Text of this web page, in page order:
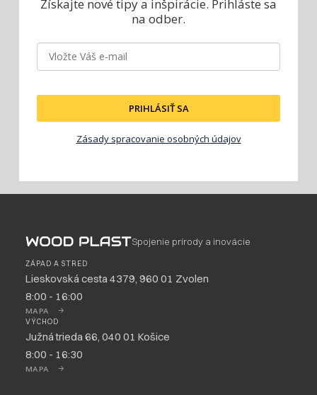
Získajte nové tipy a inšpirácie. Prihláste sa
na odber.
PRIHLÁSIŤ SA
Zásady spracovanie osobných údajov
Spojenie prírody a inovácie
ZÁPAD A STRED
Lieskovská cesta 4379, 960 01 Zvolen
8:00 - 16:00
MAPA
VÝCHOD
Južná trieda 66, 040 01 Košice
8:00 - 16:30
MAPA